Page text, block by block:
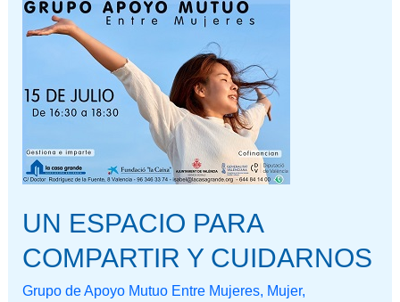
UN ESPACIO PARA
COMPARTIR Y CUIDARNOS
Grupo de Apoyo Mutuo Entre Mujeres, Mujer,
UN
ESPACIO
COMPARTIR
Y
CUIDARNOS